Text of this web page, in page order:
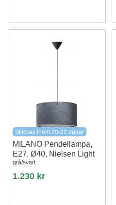
Skickas inom 20-22 dagar
MILANO Pendellampa,
E27, Ø40, Nielsen Light
grå/svart
1.230 kr